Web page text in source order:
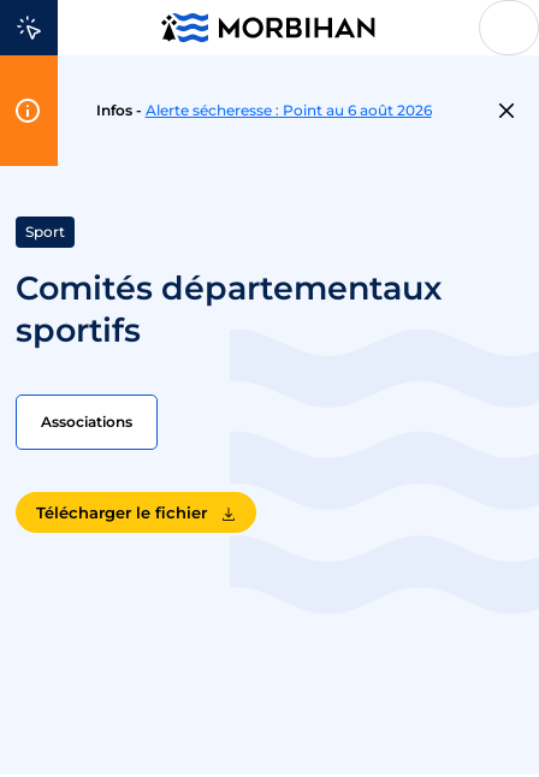
Aller au contenu
Infos - Alerte sécheresse : Point au 6 août 2026
Sport
Comités départementaux
sportifs
Associations
Télécharger le fichier